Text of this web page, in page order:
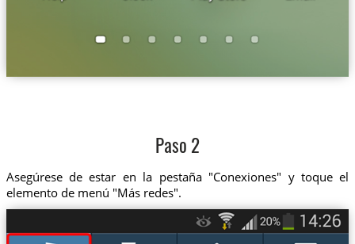
Paso 2
Asegúrese de estar en la pestaña "Conexiones" y toque el
elemento de menú "Más redes".